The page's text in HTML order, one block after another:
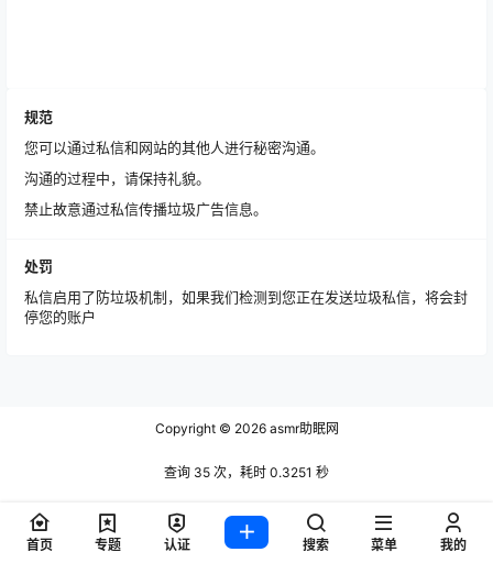
规范
您可以通过私信和网站的其他人进行秘密沟通。
沟通的过程中，请保持礼貌。
禁止故意通过私信传播垃圾广告信息。
处罚
私信启用了防垃圾机制，如果我们检测到您正在发送垃圾私信，将会封
停您的账户
Copyright © 2026asmr助眠网
查询 35 次，耗时 0.3251 秒
首页 专题 认证 搜索 菜单 我的